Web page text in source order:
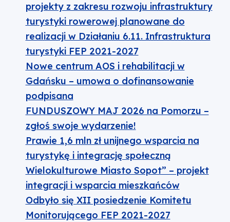
projekty z zakresu rozwoju infrastruktury
turystyki rowerowej planowane do
realizacji w Działaniu 6.11. Infrastruktura
turystyki FEP 2021-2027
Nowe centrum AOS i rehabilitacji w
Gdańsku – umowa o dofinansowanie
podpisana
FUNDUSZOWY MAJ 2026 na Pomorzu –
zgłoś swoje wydarzenie!
Prawie 1,6 mln zł unijnego wsparcia na
turystykę i integrację społeczną
Wielokulturowe Miasto Sopot” – projekt
integracji i wsparcia mieszkańców
Odbyło się XII posiedzenie Komitetu
Monitorującego FEP 2021-2027